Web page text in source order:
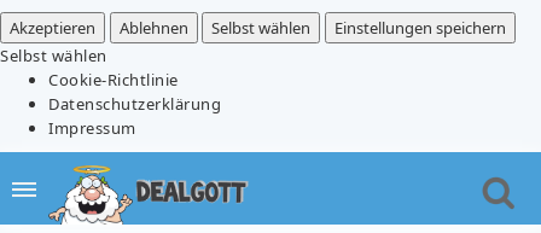
Akzeptieren
Ablehnen Selbst wählen
Einstellungen speichern
Selbst wählen
Cookie-Richtlinie
Datenschutzerklärung
Impressum